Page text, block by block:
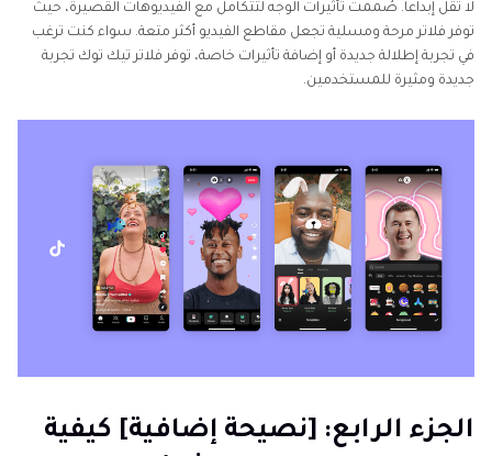
لا تقل إبداعاً. صُممت تأثيرات الوجه لتتكامل مع الفيديوهات القصيرة، حيث
توفر فلاتر مرحة ومسلية تجعل مقاطع الفيديو أكثر متعة. سواء كنت ترغب
في تجربة إطلالة جديدة أو إضافة تأثيرات خاصة، توفر فلاتر تيك توك تجربة
جديدة ومثيرة للمستخدمين.
الجزء الرابع: [نصيحة إضافية] كيفية